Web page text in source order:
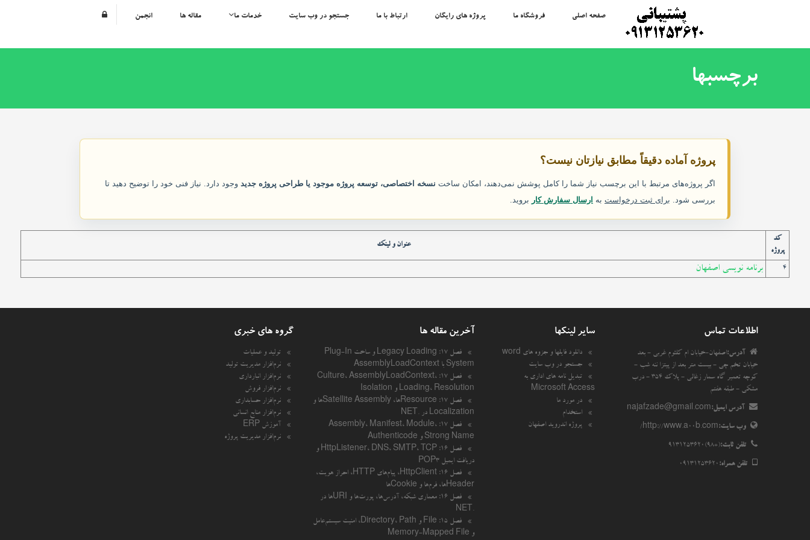
صفحه اصلی فروشگاه ما پروژه های رایگان ارتباط با ما جستجو در وب سایت خدمات ما مقاله ها انجمن
برچسبها
پروژه آماده دقیقاً مطابق نیازتان نیست؟
اگر پروژه‌های مرتبط با این برچسب نیاز شما را کامل پوشش نمی‌دهند، امکان ساخت نسخه اختصاصی، توسعه پروژه موجود یا طراحی پروژه جدید وجود دارد. نیاز فنی خود را توضیح دهید تا
بررسی شود. برای ثبت درخواست به ارسال سفارش کار بروید.
کد
پروژه
عنوان و لینک
4 برنامه نویسی اصفهان
اطلاعات تماس
آدرس:اصفهان-خیابان ام کلثوم غربی - بعد
خیابان تخم چی - بیست متر بعد از پیتزا ننه شب -
کوچه تعمیر گاه سمار زغالی - پلاک 354 - درب
مشکی - طبقه هفتم
آدرس ایمیل:najafzade@gmail.com
وب سایت:http://www.a00b.com/
تلفن ثابت:(+98)9131253620
تلفن همراه: 09131253620
سایر لینکها
دانلود فایلها و جزوه های word
جستجو در وب سایت
تبدیل نامه های اداری به
Microsoft Access
در مورد ما
استخدام
پروژه اندروید اصفهان
آخرین مقاله ها
فصل ۱۷: Legacy Loading و ساخت Plug-In
System با AssemblyLoadContext
فصل ۱۷: Culture، AssemblyLoadContext،
Loading، Resolution و Isolation
فصل ۱۷: Resourceها، Satellite Assemblyها و
Localization در .NET
فصل ۱۷: Assembly، Manifest، Module،
Strong Name و Authenticode
فصل ۱۶: HttpListener، DNS، SMTP، TCP و
دریافت ایمیل POP3
فصل ۱۶: HttpClient، پیام‌های HTTP، احراز هویت،
Headerها، فرم‌ها و Cookieها
فصل ۱۶: معماری شبکه، آدرس‌ها، پورت‌ها و URIها در
.NET
فصل ۱۵: File و Directory، Path، امنیت سیستم‌عامل
و Memory-Mapped File
گروه های خبری
تولید و عملیات
نرم‌افزار مدیریت تولید
نرم‌افزار انبارداری
نرم‌افزار فروش
نرم‌افزار حسابداری
نرم‌افزار منابع انسانی
آموزش ERP
نرم‌افزار مدیریت پروژه